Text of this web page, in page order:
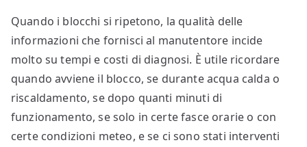
Quando i blocchi si ripetono, la qualità delle
informazioni che fornisci al manutentore incide
molto su tempi e costi di diagnosi. È utile ricordare
quando avviene il blocco, se durante acqua calda o
riscaldamento, se dopo quanti minuti di
funzionamento, se solo in certe fasce orarie o con
certe condizioni meteo, e se ci sono stati interventi